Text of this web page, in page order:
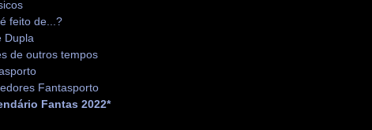
feito de...?
Dupla
de outros tempos
Fantasporto
Fantas 2022*